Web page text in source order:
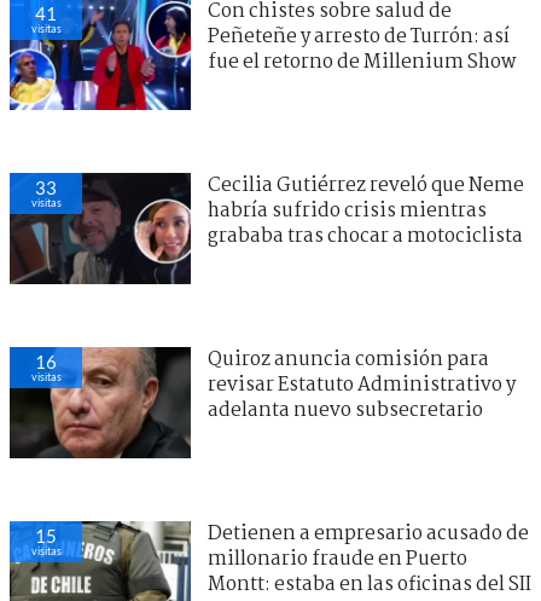
41
visitas
Con chistes sobre salud de
Peñeteñe y arresto de Turrón: así
fue el retorno de Millenium Show
33
visitas
Cecilia Gutiérrez reveló que Neme
habría sufrido crisis mientras
grababa tras chocar a motociclista
16
visitas
Quiroz anuncia comisión para
revisar Estatuto Administrativo y
adelanta nuevo subsecretario
15
visitas
Detienen a empresario acusado de
millonario fraude en Puerto
Montt: estaba en las oficinas del SII